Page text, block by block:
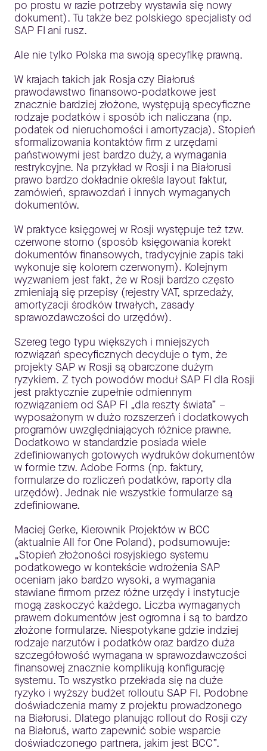
po prostu w razie potrzeby wystawia się nowy
dokument). Tu także bez polskiego specjalisty od
SAP FI ani rusz.
Ale nie tylko Polska ma swoją specyfikę prawną.
W krajach takich jak Rosja czy Białoruś
prawodawstwo finansowo-podatkowe jest
znacznie bardziej złożone, występują specyficzne
rodzaje podatków i sposób ich naliczana (np.
podatek od nieruchomości i amortyzacja). Stopień
sformalizowania kontaktów firm z urzędami
państwowymi jest bardzo duży, a wymagania
restrykcyjne. Na przykład w Rosji i na Białorusi
prawo bardzo dokładnie określa layout faktur,
zamówień, sprawozdań i innych wymaganych
dokumentów.
W praktyce księgowej w Rosji występuje też tzw.
czerwone storno (sposób księgowania korekt
dokumentów finansowych, tradycyjnie zapis taki
wykonuje się kolorem czerwonym). Kolejnym
wyzwaniem jest fakt, że w Rosji bardzo często
zmieniają się przepisy (rejestry VAT, sprzedaży,
amortyzacji środków trwałych, zasady
sprawozdawczości do urzędów).
Szereg tego typu większych i mniejszych
rozwiązań specyficznych decyduje o tym, że
projekty SAP w Rosji są obarczone dużym
ryzykiem. Z tych powodów moduł SAP FI dla Rosji
jest praktycznie zupełnie odmiennym
rozwiązaniem od SAP FI „dla reszty świata” –
wyposażonym w dużo rozszerzeń i dodatkowych
programów uwzględniających różnice prawne.
Dodatkowo w standardzie posiada wiele
zdefiniowanych gotowych wydruków dokumentów
w formie tzw. Adobe Forms (np. faktury,
formularze do rozliczeń podatków, raporty dla
urzędów). Jednak nie wszystkie formularze są
zdefiniowane.
Maciej Gerke, Kierownik Projektów w BCC
(aktualnie All for One Poland), podsumowuje:
„Stopień złożoności rosyjskiego systemu
podatkowego w kontekście wdrożenia SAP
oceniam jako bardzo wysoki, a wymagania
stawiane firmom przez różne urzędy i instytucje
mogą zaskoczyć każdego. Liczba wymaganych
prawem dokumentów jest ogromna i są to bardzo
złożone formularze. Niespotykane gdzie indziej
rodzaje narzutów i podatków oraz bardzo duża
szczegółowość wymagana w sprawozdawczości
finansowej znacznie komplikują konfigurację
systemu. To wszystko przekłada się na duże
ryzyko i wyższy budżet rolloutu SAP FI. Podobne
doświadczenia mamy z projektu prowadzonego
na Białorusi. Dlatego planując rollout do Rosji czy
na Białoruś, warto zapewnić sobie wsparcie
doświadczonego partnera, jakim jest BCC”.